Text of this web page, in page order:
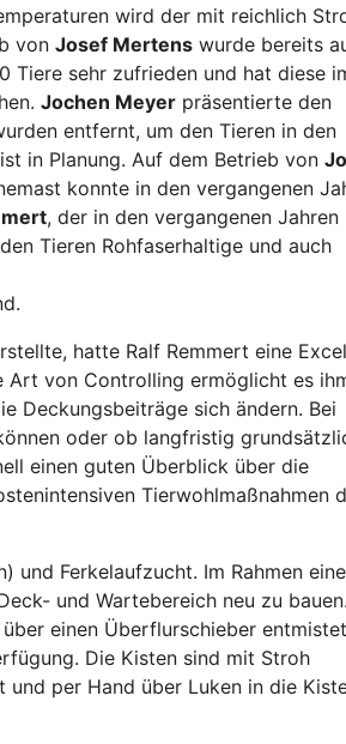
wird der mit reichlich
von Josef Mertens wurde bereits
sehr zufrieden und hat diese
Jochen Meyer präsentierte den
entfernt, um den Tieren in den
in Planung. Auf dem Betrieb von
konnte in den vergangenen
, der in den vergangenen Jahren
Tieren Rohfaserhaltige und auch
hatte Ralf Remmert eine
Art von Controlling ermöglicht es
Deckungsbeiträge sich ändern. Bei
oder ob langfristig
einen guten Überblick über die
Tierwohlmaßnahmen
Ferkelaufzucht. Im Rahmen
und Wartebereich neu zu
einen Überflurschieber
Die Kisten sind mit Stroh
per Hand über Luken in die